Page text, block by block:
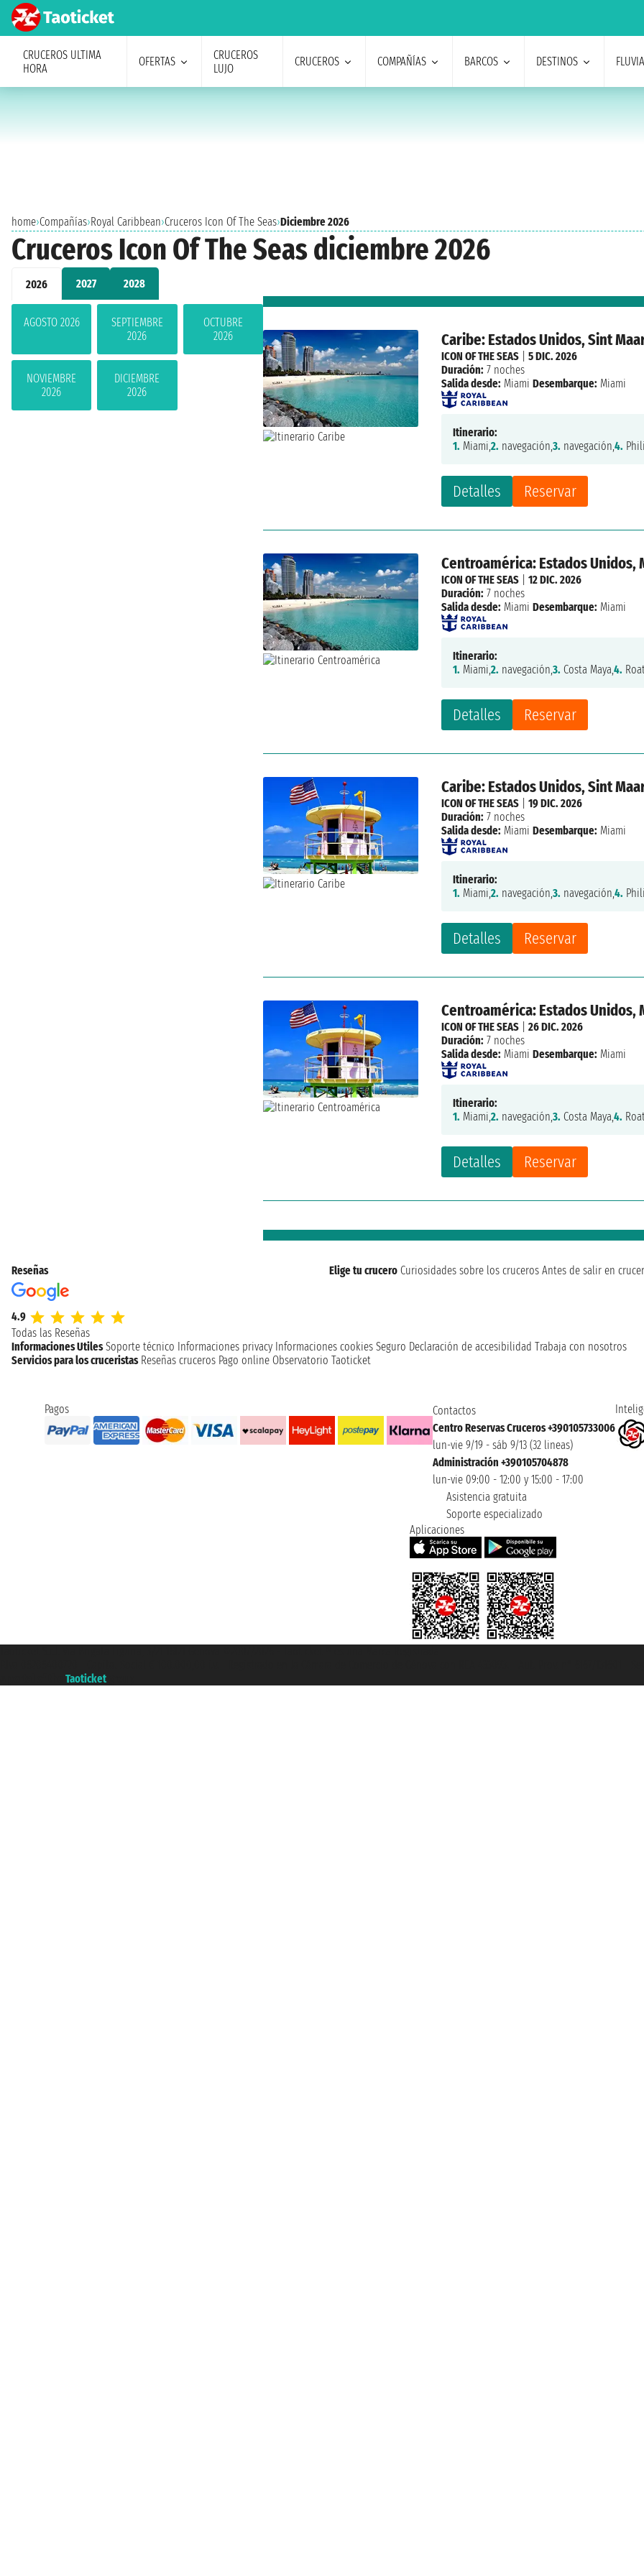
CRUCEROS ULTIMA
HORA
OFERTAS
CRUCEROS
LUJO
CRUCEROS COMPAÑÍAS BARCOS DESTINOS
home›Compañías›Royal Caribbean›Cruceros Icon Of The Seas›Diciembre 2026
Cruceros Icon Of The Seas diciembre 2026
2026 2027 2028
AGOSTO 2026
SEPTIEMBRE
2026
OCTUBRE
2026
NOVIEMBRE
2026
DICIEMBRE
2026
Caribe: Estados Unidos, Sint
Detalles Reservar
ICON OF THE SEAS |5 DIC. 2026
Duración: 7 noches
Salida desde: Miami Desembarque: Miami
Itinerario:
1. Miami,2. navegación,3. navegación,4.
Centroamérica: Estados Unidos,
Detalles Reservar
ICON OF THE SEAS |12 DIC. 2026
Duración: 7 noches
Salida desde: Miami Desembarque: Miami
Itinerario:
1. Miami,2. navegación,3. Costa Maya,4.
Caribe: Estados Unidos, Sint
Detalles Reservar
ICON OF THE SEAS |19 DIC. 2026
Duración: 7 noches
Salida desde: Miami Desembarque: Miami
Itinerario:
1. Miami,2. navegación,3. navegación,4.
Centroamérica: Estados Unidos,
Detalles Reservar
ICON OF THE SEAS |26 DIC. 2026
Duración: 7 noches
Salida desde: Miami Desembarque: Miami
Itinerario:
1. Miami,2. navegación,3. Costa Maya,4.
Reseñas
4.9
Todas las Reseñas
Elige tu crucero Curiosidades sobre los cruceros Antes de salir en
Informaciones Utiles Soporte técnico Informaciones privacy Informaciones cookies Seguro Declaración de accesibilidad Trabaja con nosotros
Servicios para los cruceristas Reseñas cruceros Pago online Observatorio Taoticket
Pagos
Contactos
Centro Reservas Cruceros +390105733006
lun-vie 9/19 - sáb 9/13 (32 lineas)
Administración +390105704878
lun-vie 09:00 - 12:00 y 15:00 - 17:00
Asistencia gratuita
Soporte especializado
Aplicaciones
Taoticket